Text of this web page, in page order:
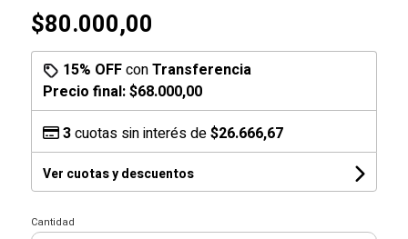
$80.000,00
15% OFFconTransferencia
Precio final:$68.000,00
3cuotas sin interés de$26.666,67
Ver cuotas y descuentos
Cantidad